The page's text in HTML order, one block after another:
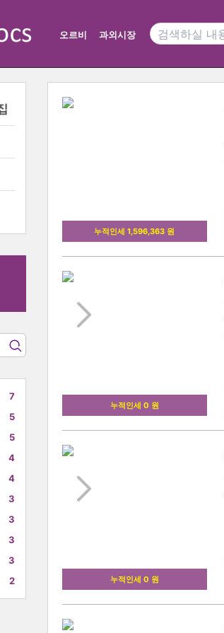
오르비 과외시장
7
5
5
4
4
3
3
3
3
2
누적인세 1,596,363 원
누적인세 0 원
누적인세 0 원